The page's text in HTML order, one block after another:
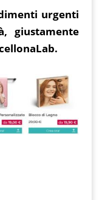
urgenti
giustamente